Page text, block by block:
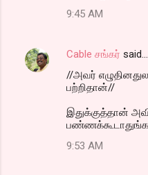
9:45 AM
Cable சங்கர் said…
//அவர்
பற்றிதான்//
இதுக்குத்தான்
9:53 AM